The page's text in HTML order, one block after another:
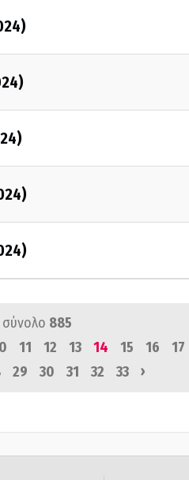
885
11 12 13 14 15 16 17
29 30 31 32 33 ›